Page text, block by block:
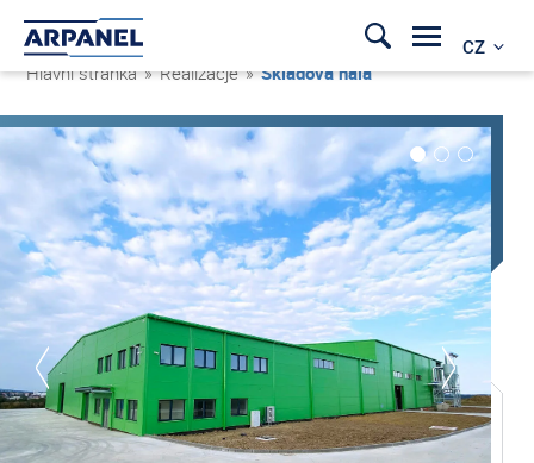
CZ
Hlavní stránka » Realizacje »Skladová hala